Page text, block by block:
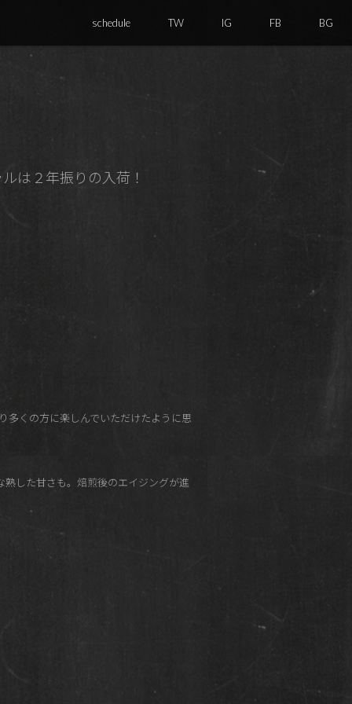
schedule TW IG FB BG
は２年振りの入荷！
多くの方に楽しんでいただけたように思
した甘さも。焙煎後のエイジングが進